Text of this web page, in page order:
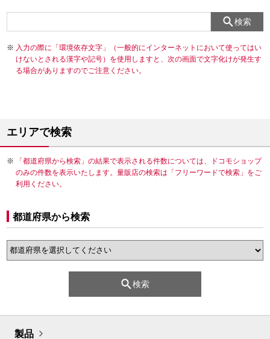
検索
入力の際に「環境依存文字」（一般的にインターネットにおいて使ってはい
けないとされる漢字や記号）を使用しますと、次の画面で文字化けが発生す
る場合がありますのでご注意ください。
エリアで検索
「都道府県から検索」の結果で表示される件数については、ドコモショップ
のみの件数を表示いたします。量販店の検索は「フリーワードで検索」をご
利用ください。
都道府県から検索
検索
製品